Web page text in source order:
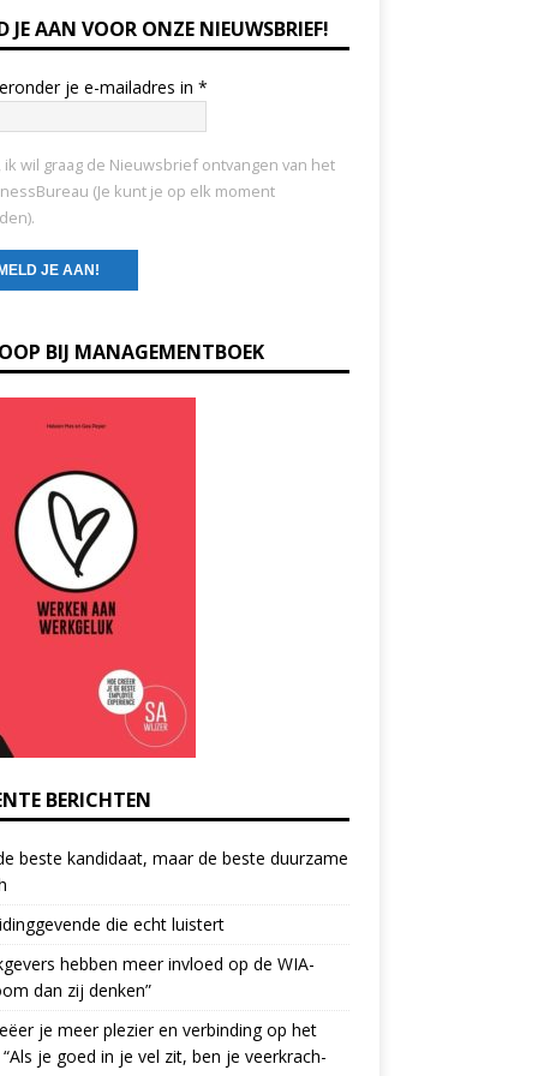
JE AAN VOOR ONZE NIEUWSBRIEF!
je e-mailadres in *
ik wil graag de Nieuwsbrief ontvangen van het
(Je kunt je op elk moment
BIJ MANAGEMENTBOEK
BERICHTEN
beste kandidaat, maar de beste duurzame
die echt luistert
hebben meer invloed op de WIA-
dan zij denken”
je meer plezier en verbinding op het
je goed in je vel zit, ben je veerkrach­